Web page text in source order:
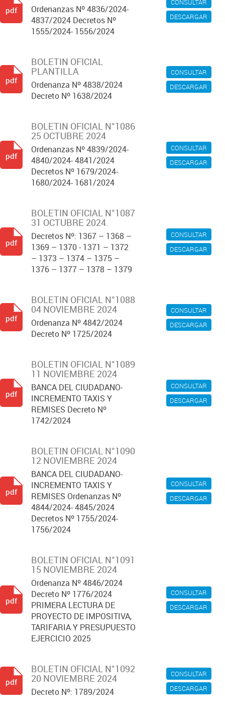
CONSULTAR
DESCARGAR
Ordenanzas Nº 4836/2024-
4837/2024 Decretos Nº
1555/2024- 1556/2024
pdf
CONSULTAR
DESCARGAR
BOLETIN OFICIAL
PLANTILLA
Ordenanza Nº 4838/2024
Decreto Nº 1638/2024
pdf
CONSULTAR
DESCARGAR
BOLETIN OFICIAL N°1086
25 OCTUBRE 2024
Ordenanzas Nº 4839/2024-
4840/2024- 4841/2024
Decretos Nº 1679/2024-
1680/2024- 1681/2024
pdf
CONSULTAR
DESCARGAR
BOLETIN OFICIAL N°1087
31 OCTUBRE 2024.
Decretos Nº: 1367 – 1368 –
1369 – 1370 - 1371 – 1372
– 1373 – 1374 – 1375 –
1376 – 1377 – 1378 – 1379
pdf
CONSULTAR
DESCARGAR
BOLETIN OFICIAL N°1088
04 NOVIEMBRE 2024
Ordenanza Nº 4842/2024
Decreto Nº 1725/2024
pdf
CONSULTAR
DESCARGAR
BOLETIN OFICIAL N°1089
11 NOVIEMBRE 2024
BANCA DEL CIUDADANO-
INCREMENTO TAXIS Y
REMISES Decreto Nº
1742/2024
pdf
CONSULTAR
DESCARGAR
BOLETIN OFICIAL N°1090
12 NOVIEMBRE 2024
BANCA DEL CIUDADANO-
INCREMENTO TAXIS Y
REMISES Ordenanzas Nº
4844/2024- 4845/2024
Decretos Nº 1755/2024-
1756/2024
pdf
CONSULTAR
DESCARGAR
BOLETIN OFICIAL N°1091
15 NOVIEMBRE 2024
Ordenanza Nº 4846/2024
Decreto Nº 1776/2024
PRIMERA LECTURA DE
PROYECTO DE IMPOSITIVA,
TARIFARIA Y PRESUPUESTO
EJERCICIO 2025
pdf
CONSULTAR
DESCARGAR
BOLETIN OFICIAL N°1092
20 NOVIEMBRE 2024
Decreto Nº: 1789/2024
pdf